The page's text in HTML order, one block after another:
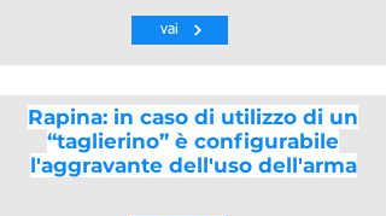
vai
Rapina: in caso di utilizzo di un
“taglierino” è configurabile
l'aggravante dell'uso dell'arma